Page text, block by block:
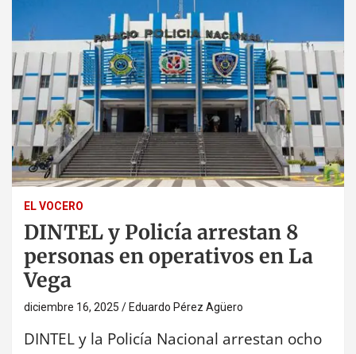
EL VOCERO
DINTEL y Policía arrestan 8
personas en operativos en La
Vega
diciembre 16, 2025 Eduardo Pérez Agüero
DINTEL y la Policía Nacional arrestan ocho